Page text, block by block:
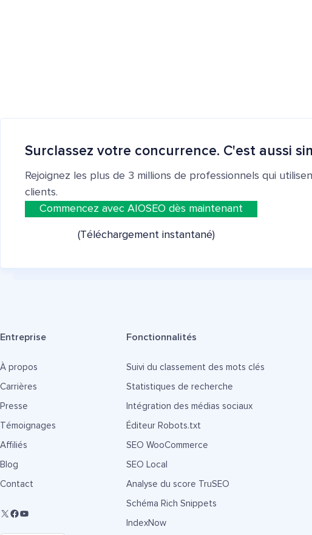
Surclassez votre concurrence. C'est aussi
Rejoignez les plus de 3 millions de professionnels qui
clients.
Commencez avec AIOSEO dès maintenant
(Téléchargement instantané)
Entreprise
À propos
Carrières
Presse
Témoignages
Affiliés
Blog
Contact
Fonctionnalités
Suivi du classement des mots clés
Statistiques de recherche
Intégration des médias sociaux
Éditeur Robots.txt
SEO WooCommerce
SEO Local
Analyse du score TruSEO
Schéma Rich Snippets
IndexNow